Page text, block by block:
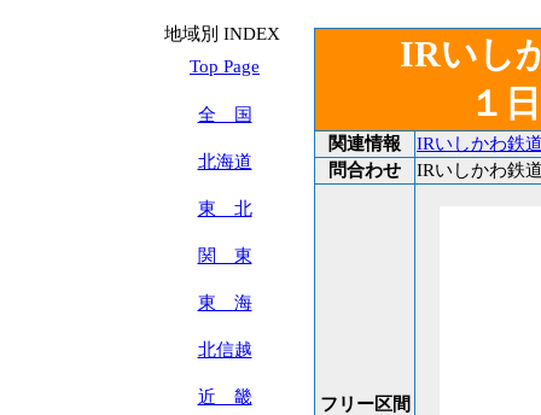
地域別 INDEX
Top Page
全 国
北海道
東 北
関 東
東 海
北信越
近 畿
IRいし
１
関連情報
IRいしかわ鉄
問合わせ
IRいしかわ鉄
フリー区間